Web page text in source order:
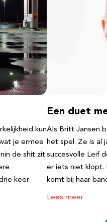
kun
je ermee
de shit zit.
keer
Een duet
Als Britt Jansen
het spel. Ze is al
succesvolle Leif
er iets niet klopt.
komt bij haar
Lees meer